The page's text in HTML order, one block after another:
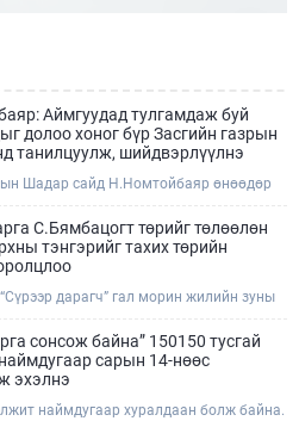
Аймгуудад тулгамдаж буй
долоо хоног бүр Засгийн газрын
танилцуулж, шийдвэрлүүлнэ
Шадар сайд Н.Номтойбаяр өнөөдөр
албан даалгавар, Улсын Онцгой
3 дугаар тушаалын хүрээнд
байгаль орчин, уул уурхайн 358
200 гаруйг нь арилгуулаад байна.
С.Бямбацогт төрийг төлөөлөн
тэнгэрийг тахих төрийн
дарагч” гал морин жилийн зуны
Сутай хайрхны тэнгэрийг тайх
боллоо.
сонсож байна” 150150 тусгай
сарын 14-нөөс
эхэлнэ
наймдугаар хуралдаан болж байна.